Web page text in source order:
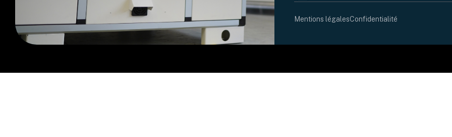
Mentions légalesConfidentialité